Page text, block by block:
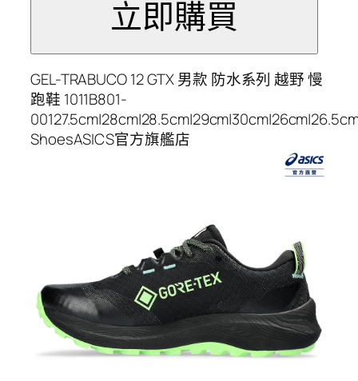
GEL-TRABUCO 12 GTX 男款 防水系列 越野 慢
跑鞋 1011B801-
ShoesASICS官方旗艦店